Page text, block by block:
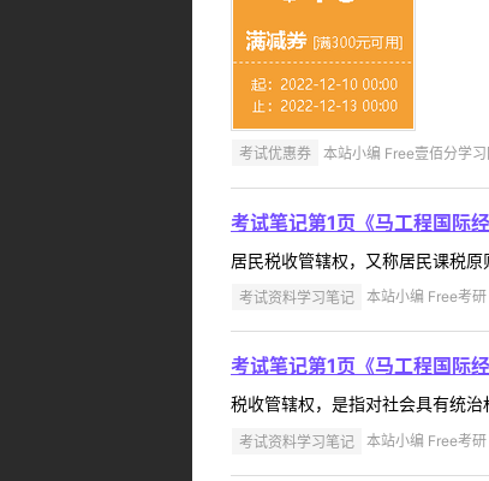
考试优惠券 本站小编 Free壹佰分学
考试笔记第1页《马工程国际
居民税收管辖权，又称居民课税
考试资料学习笔记 本站小编 Free考
考试笔记第1页《马工程国际
税收管辖权，是指对社会具有统
考试资料学习笔记 本站小编 Free考